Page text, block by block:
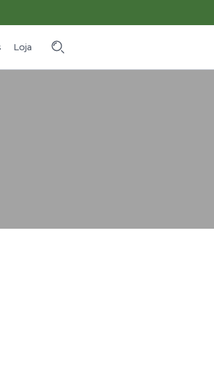
Loja